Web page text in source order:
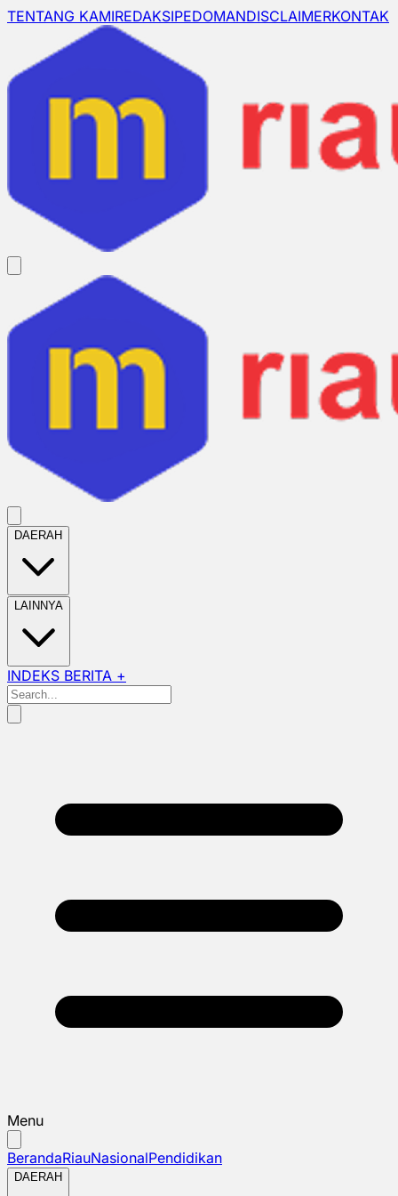
TENTANG KAMIREDAKSIPEDOMANDISCLAIMERKONTAK
DAERAH
LAINNYA
INDEKS BERITA +
Menu
BerandaRiauNasionalPendidikan
DAERAH